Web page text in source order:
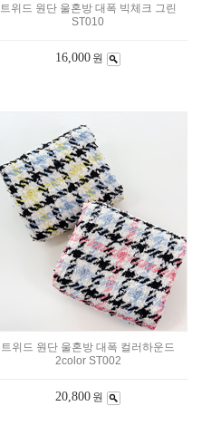
트위드 원단 울혼방 대폭 빅체크 그린
ST010
16,000 원
트위드 원단 울혼방 대폭 컬러하운드
2color ST002
20,800 원